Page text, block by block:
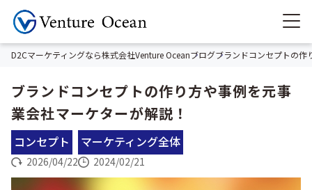
D2Cマーケティングなら株式会社Venture Oceanブログブランドコンセプトの作
ブランドコンセプトの作り方や事例を元事
業会社マーケターが解説！
コンセプト マーケティング全体
2026/04/22 2024/02/21